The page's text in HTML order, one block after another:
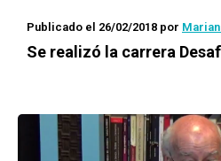
Publicado el 26/02/2018 por
Se realizó la carrera